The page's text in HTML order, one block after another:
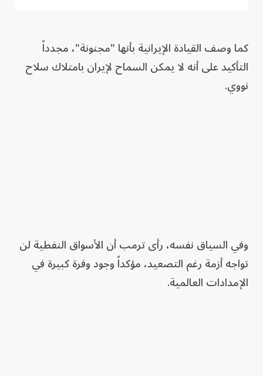
كما وصف القيادة الإيرانية بأنها "مجنونة"، مجدداً
التأكيد على أنه لا يمكن السماح لإيران بامتلاك سلاح
نووي.
وفي السياق نفسه، رأى ترمب أن الأسواق النفطية لن
تواجه أزمة رغم التصعيد، مؤكداً وجود وفرة كبيرة في
الإمدادات العالمية.